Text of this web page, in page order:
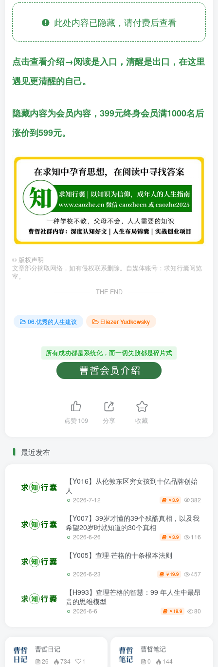
此处内容已隐藏，请付费后查看
点击查看介绍→阅读是入口，清醒是出口，在这里
遇见更清醒的自己。
隐藏内容为会员内容，399元终身会员满1000名后
涨价到599元。
© 版权声明
文章部分摘取网络，如有侵权联系删除。自媒体账号：求知行囊阅览
室。
THE END
06.优秀的人生建议 Eliezer Yudkowsky
所有成功都是系统化，而一切失败都是碎片式
点赞109 分享 收藏
最近发布
【Y016】从伦敦东区穷女孩到十亿品牌创始
人
2026-7-12 ￥3.9 382
【Y007】39岁才懂的39个残酷真相，以及我
希望20岁时就知道的30个真相
2026-6-26 ￥3.9 116
【Y005】查理·芒格的十条根本法则
2026-6-23 ￥ 19.9 457
【H993】查理芒格的智慧：99 年人生中最昂
贵的思维模型
2026-6-6 ￥ 19.9 80
曹哲日记
26 734 1
曹哲笔记
0 144